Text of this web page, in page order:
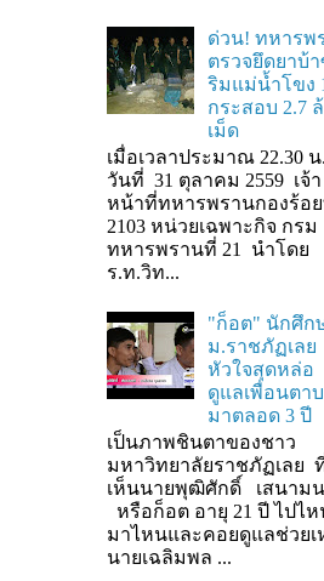
ด่วน! ทหารพ
ตรวจยึดยาบ้
ริมแม่น้ำโขง
กระสอบ 2.7
เม็ด
เมื่อเวลาประมาณ 22.30 น.
วันที่ 31 ตุลาคม 2559 เจ้า
หน้าที่ทหารพรานกองร้อ
2103 หน่วยเฉพาะกิจ กรม
ทหารพรานที่ 21 นำโดย
ร.ท.วิท...
"ก็อต" นักศึก
ม.ราชภัฏเลย
หัวใจสุดหล่อ
ดูแลเพื่อนตา
มาตลอด 3 ปี
เป็นภาพชินตาของชาว
มหาวิทยาลัยราชภัฏเลย
เห็นนายพุฒิศักดิ์ เสนาม
หรือก็อต อายุ 21 ปี ไปไ
มาไหนและคอยดูแลช่วยเ
นายเฉลิมพล ...